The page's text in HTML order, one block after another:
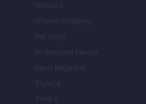
Notizie.it
Offerte Shopping
Pet Story
Professione Lavoro
Sport Magazine
Style24
Think.it